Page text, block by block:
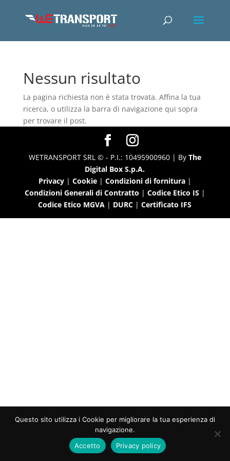
Nessun risultato
La pagina richiesta non è stata trovata. Affina la tua
ricerca, o utilizza la barra di navigazione qui sopra
per trovare il post.
WETRANSPORT SRL © - P.I.: 10495900960 | By The
Digital Box S.p.A.
Privacy| Cookie| Condizioni di fornitura|
Condizioni Generali di Contratto | Codice Etico IS|
Codice Etico MGVA | DURC |Certificato IFS
Questo sito utilizza i Cookie per migliorare la tua esperienza di
navigazione.
Accetto
Privacy policy